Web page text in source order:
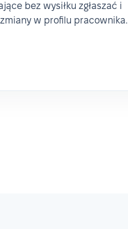
bez wysiłku zgłaszać i
w profilu pracownika.